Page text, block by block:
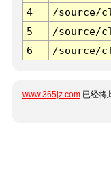
4
/source/
5
/source/
6
/source/
www.365jz.com 已经将